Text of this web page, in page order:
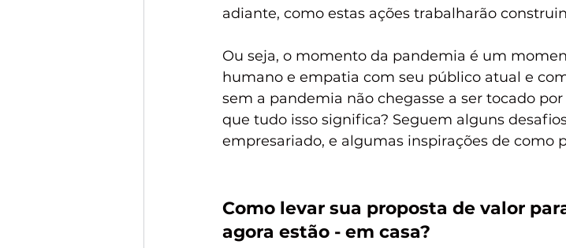
adiante, como estas ações trabalharão
Ou seja, o momento da pandemia é um
humano e empatia com seu público atual e
sem a pandemia não chegasse a ser tocado
que tudo isso significa? Seguem alguns
empresariado, e algumas inspirações de como
Como levar sua proposta de valor
agora estão - em casa?